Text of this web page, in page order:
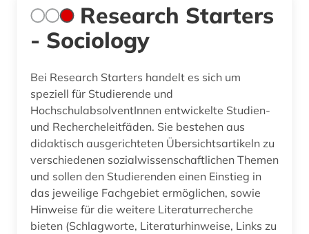
Research Starters
- Sociology
Bei Research Starters handelt es sich um
speziell für Studierende und
HochschulabsolventInnen entwickelte Studien-
und Rechercheleitfäden. Sie bestehen aus
didaktisch ausgerichteten Übersichtsartikeln zu
verschiedenen sozialwissenschaftlichen Themen
und sollen den Studierenden einen Einstieg in
das jeweilige Fachgebiet ermöglichen, sowie
Hinweise für die weitere Literaturrecherche
bieten (Schlagworte, Literaturhinweise, Links zu